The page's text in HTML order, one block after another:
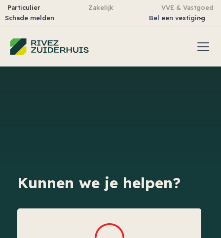
Particulier Zakelijk
VVE & Vastgoed
Schade melden
Bel een vestiging
Kunnen we je helpen?